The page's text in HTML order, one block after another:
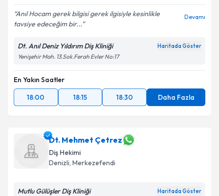
Anıl Hocam gerek bilgisi gerek ilgisiyle kesinlikle
tavsiye edeceğim bir...
Devamı
Dt. Anıl Deniz Yıldırım Diş Kliniği Haritada Göster
Yenişehir Mah. 13.Sok.Ferah Evler No:17
En Yakın Saatler
18:00
18:15 18:30 Daha Fazla
Dt. Mehmet Çetrez
Diş Hekimi
Denizli, Merkezefendi
Mutlu Gülüşler Diş Kliniği Haritada Göster